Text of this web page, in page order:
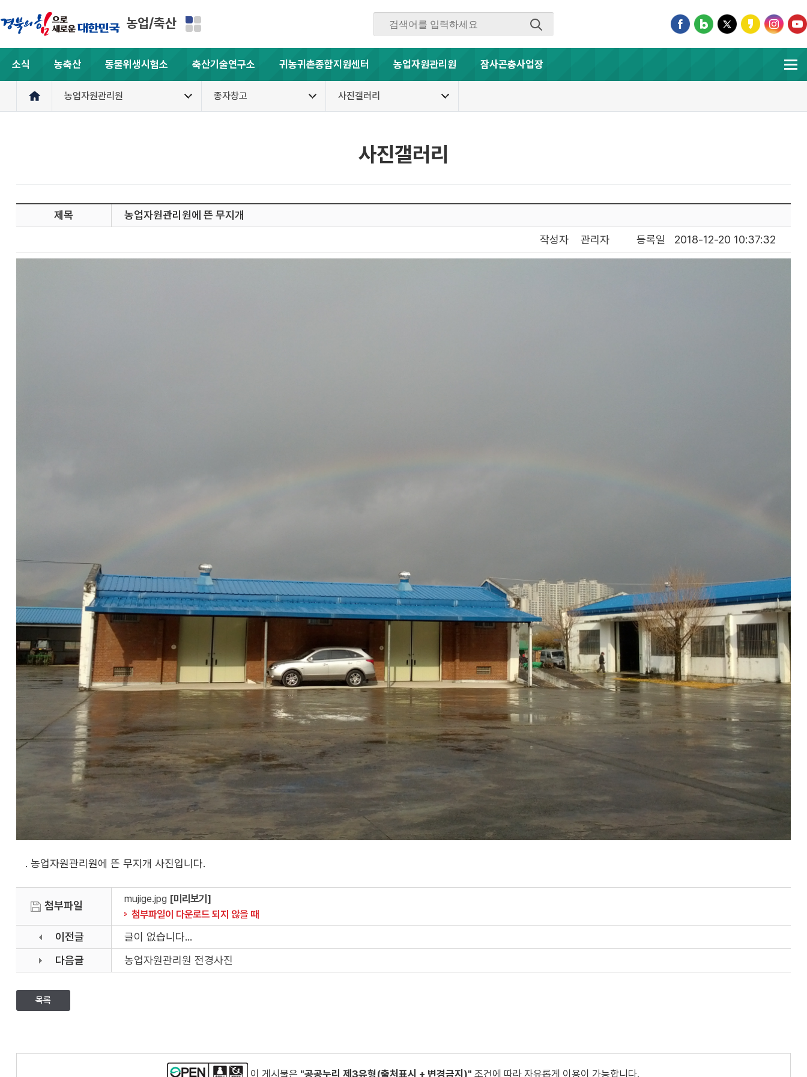
농업/축산
소식 농축산 동물위생시험소 축산기술연구소 귀농귀촌종합지원센터 농업자원관리원 잠사곤충사업장
농업자원관리원 종자창고 사진갤러리
사진갤러리
제목
농업자원관리원에 뜬 무지개
등록일
2018-12-20 10:37:32
작성자 관리자
. 농업자원관리원에 뜬 무지개 사진입니다.
첨부파일
mujige.jpg [미리보기]
첨부파일이 다운로드 되지 않을 때
이전글
글이 없습니다...
다음글
농업자원관리원 전경사진
목록
이 게시물은 "공공누리 제3유형(출처표시 + 변경금지)" 조건에 따라 자유롭게 이용이 가능합니다.